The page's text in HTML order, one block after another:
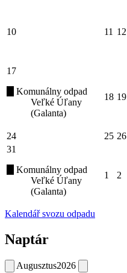
10 11 12
17
Komunálny odpad
Veľké Úľany
(Galanta)
18 19
24 25 26
31
Komunálny odpad
Veľké Úľany
(Galanta)
1 2
Kalendář svozu odpadu
Naptár
Augusztus2026